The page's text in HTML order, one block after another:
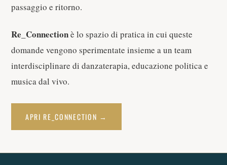
passaggio e ritorno.
Re_Connectionè lo spazio di pratica in cui queste
domande vengono sperimentate insieme a un team
interdisciplinare di danzaterapia, educazione politica e
musica dal vivo.
APRI RE_CONNECTION →